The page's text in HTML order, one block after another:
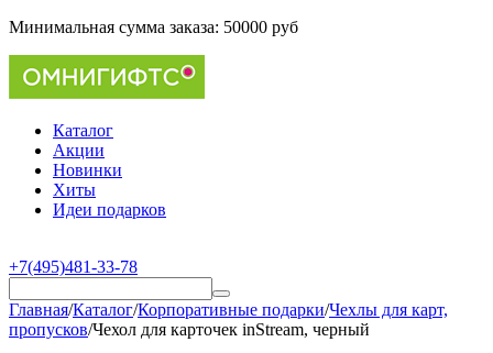
Минимальная сумма заказа: 50000 руб
Каталог
Акции
Новинки
Хиты
Идеи подарков
+7(495)481-33-78
Главная/Каталог/Корпоративные подарки/Чехлы для карт,
пропусков/Чехол для карточек inStream, черный